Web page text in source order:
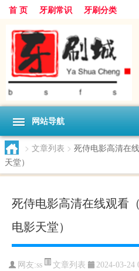
首 页 牙刷常识 牙刷分类
网站导航
> 文章列表 > 死侍电影高清在
天堂）
死侍电影高清在线观看
电影天堂）
网友:ss 文章列表 2024-03-24